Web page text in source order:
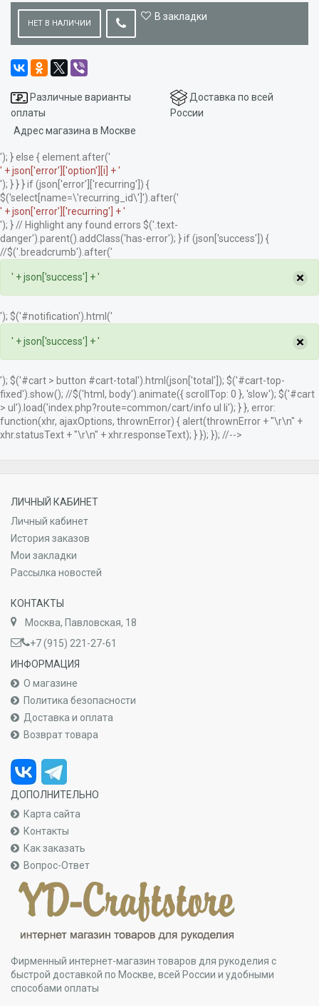
НЕТ В НАЛИЧИИ
В закладки
Различные варианты
оплаты
Доставка по всей
России
Адрес магазина в Москве
'); } else { element.after('
' + json['error']['option'][i] + '
'); } } } if (json['error']['recurring']) {
$('select[name=\'recurring_id\']').after('
' + json['error']['recurring'] + '
'); } // Highlight any found errors $('.text-
danger').parent().addClass('has-error'); } if (json['success']) {
//$('.breadcrumb').after('
' + json['success'] + ' ×
'); $('#notification').html('
' + json['success'] + ' ×
'); $('#cart > button #cart-total').html(json['total']); $('#cart-top-
fixed').show(); //$('html, body').animate({ scrollTop: 0 }, 'slow'); $('#cart
> ul').load('index.php?route=common/cart/info ul li'); } }, error:
function(xhr, ajaxOptions, thrownError) { alert(thrownError + "\r\n" +
xhr.statusText + "\r\n" + xhr.responseText); } }); }); //-->
ЛИЧНЫЙ КАБИНЕТ
Личный кабинет
История заказов
Мои закладки
Рассылка новостей
КОНТАКТЫ
Москва, Павловская, 18
+7 (915) 221-27-61
ИНФОРМАЦИЯ
О магазине
Политика безопасности
Доставка и оплата
Возврат товара
ДОПОЛНИТЕЛЬНО
Карта сайта
Контакты
Как заказать
Вопрос-Ответ
Фирменный интернет-магазин товаров для рукоделия с
быстрой доставкой по Москве, всей России и удобными
способами оплаты